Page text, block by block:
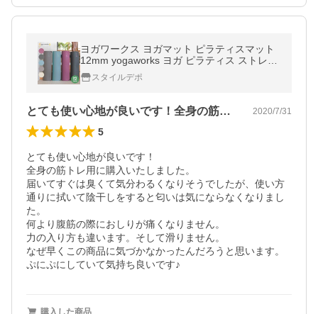
ヨガワークス ヨガマット ピラティスマット
12mm yogaworks ヨガ ピラティス ストレッ
チ ダイエット 健康 器具 エクササイズ トレ
ーニング
スタイルデポ
とても使い心地が良いです！全身の筋トレ… 2020/7/31
5
とても使い心地が良いです！
全身の筋トレ用に購入いたしました。
届いてすぐは臭くて気分わるくなりそうでしたが、使い方
通りに拭いて陰干しをすると匂いは気にならなくなりまし
た。
何より腹筋の際におしりが痛くなりません。
力の入り方も違います。そして滑りません。
なぜ早くこの商品に気づかなかったんだろうと思います。
ぷにぷにしていて気持ち良いです♪
購入した商品